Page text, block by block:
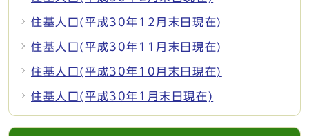
住基人口(平成30年12月末日現在)
住基人口(平成30年11月末日現在)
住基人口(平成30年10月末日現在)
住基人口(平成30年1月末日現在)